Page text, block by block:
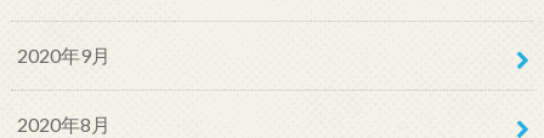
2020年9月
2020年8月